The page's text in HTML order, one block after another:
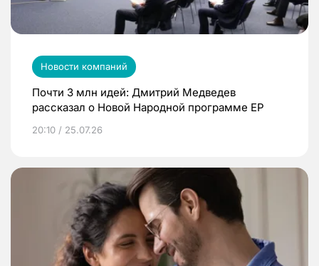
Новости компаний
Почти 3 млн идей: Дмитрий Медведев
рассказал о Новой Народной программе ЕР
20:10 / 25.07.26